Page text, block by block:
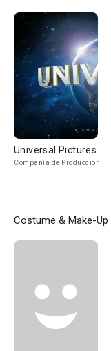
Universal Pictures
Compañía de Produccion
Costume & Make-Up